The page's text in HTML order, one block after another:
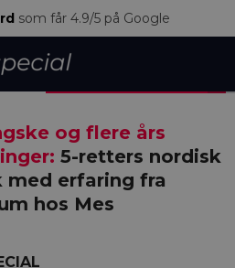
som får 4.9/5 på Google
UDSOLGT
og flere års
5-retters nordisk
erfaring fra
hos Mes